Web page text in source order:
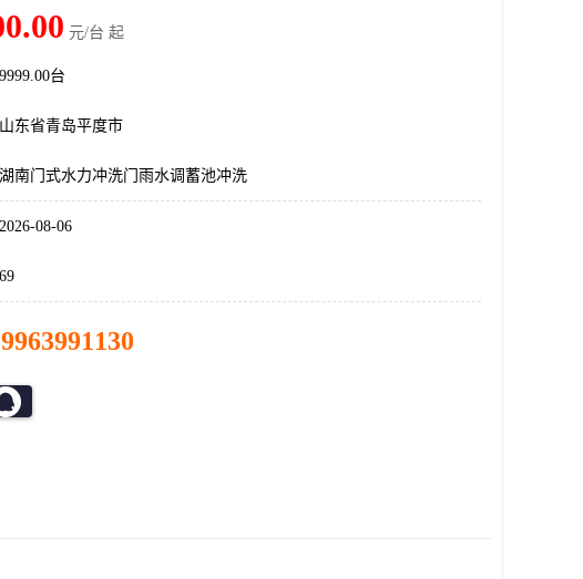
元/台 起
9999.00台
山东省青岛平度市
湖南门式水力冲洗门雨水调蓄池冲洗
2026-08-06
69